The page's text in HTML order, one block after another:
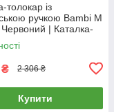
толокар із
ручкою Bambi M
| Каталка-
з батьківською
₴ 2 306 ₴
Купити